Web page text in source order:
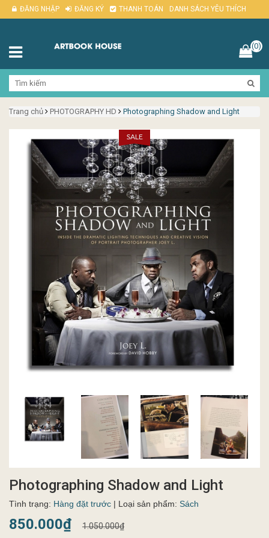
ĐĂNG NHẬP ĐĂNG KÝ THANH TOÁN DANH SÁCH YÊU THÍCH
(0)
Trang chủ PHOTOGRAPHY HD Photographing Shadow and Light
Photographing Shadow and Light
Tình trạng: Hàng đặt trước | Loại sản phẩm: Sách
850.000₫ 1.050.000₫